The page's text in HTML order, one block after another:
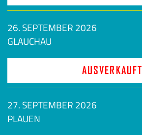
26. SEPTEMBER 2026
GLAUCHAU
AUSVERKAUFT
27. SEPTEMBER 2026
PLAUEN